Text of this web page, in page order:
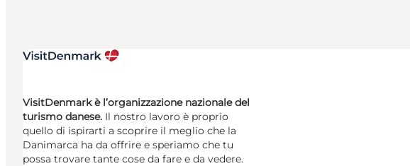
VisitDenmark è l’organizzazione nazionale del
turismo danese. Il nostro lavoro è proprio
quello di ispirarti a scoprire il meglio che la
Danimarca ha da offrire e speriamo che tu
possa trovare tante cose da fare e da vedere.